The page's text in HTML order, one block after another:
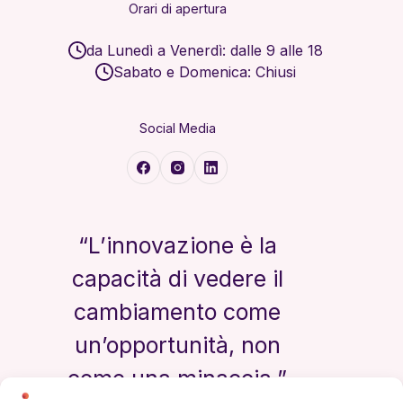
Orari di apertura
da Lunedì a Venerdì: dalle 9 alle 18
Sabato e Domenica: Chiusi
Social Media
“L’innovazione è la
capacità di vedere il
cambiamento come
un’opportunità, non
come una minaccia.”